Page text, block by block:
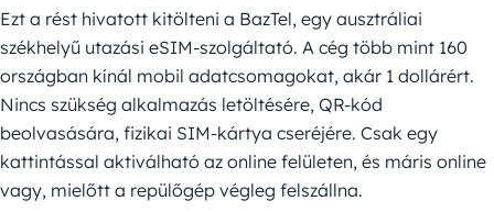
Ezt a rést hivatott kitölteni a BazTel, egy ausztráliai
székhelyű utazási eSIM-szolgáltató. A cég több mint 160
országban kínál mobil adatcsomagokat, akár 1 dollárért.
Nincs szükség alkalmazás letöltésére, QR-kód
beolvasására, fizikai SIM-kártya cseréjére. Csak egy
kattintással aktiválható az online felületen, és máris online
vagy, mielőtt a repülőgép végleg felszállna.